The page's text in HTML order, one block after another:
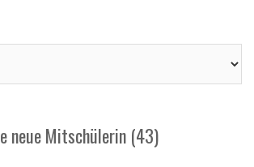
neue Mitschülerin (43)